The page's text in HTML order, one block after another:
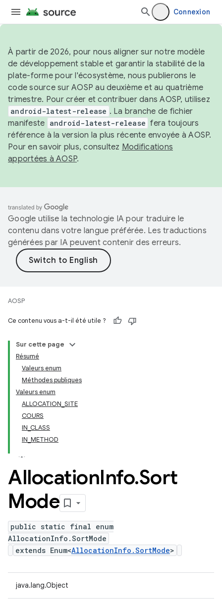
Connexion
À partir de 2026, pour nous aligner sur notre modèle
de développement stable et garantir la stabilité de la
plate-forme pour l'écosystème, nous publierons le
code source sur AOSP au deuxième et au quatrième
trimestre. Pour créer et contribuer dans AOSP, utilisez
android-latest-release . La branche de fichier
manifeste android-latest-release fera toujours
référence à la version la plus récente envoyée à AOSP.
Pour en savoir plus, consultez Modifications
apportées à AOSP.
Google utilise la technologie IA pour traduire le
contenu dans votre langue préférée. Les traductions
générées par IA peuvent contenir des erreurs.
AOSP
Ce contenu vous a-t-il été utile ?
Sur cette page
Résumé
Valeurs enum
Méthodes publiques
Valeurs enum
ALLOCATION_SITE
COURS
IN_CLASS
IN_METHOD
AllocationInfo.Sort
Mode
public static final enum
AllocationInfo.SortMode
extends Enum<AllocationInfo.SortMode>
java.lang.Object